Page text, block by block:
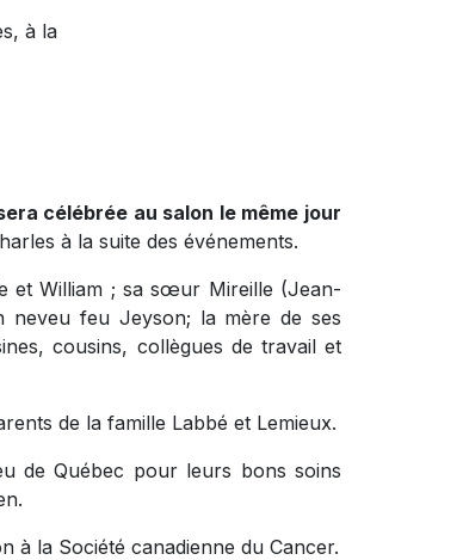
à la
célébrée au salon le même jour
à la suite des événements.
et William ; sa sœur Mireille (Jean-
neveu feu Jeyson; la mère de ses
cousins, collègues de travail et
de la famille Labbé et Lemieux.
de Québec pour leurs bons soins
à la Société canadienne du Cancer.